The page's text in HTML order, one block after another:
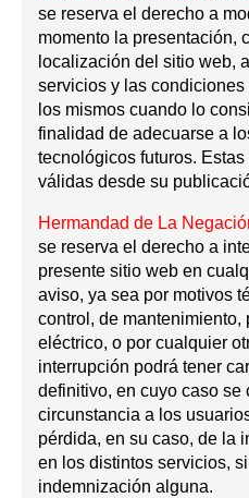
se reserva el derecho a
momento la presentación,
localización del sitio web,
servicios y las
los mismos cuando lo
finalidad de adecuarse a
tecnológicos futuros.
válidas desde su
Hermandad de La
se reserva el derecho a
presente sitio web en
aviso, ya sea por motivos
control, de mantenimiento,
eléctrico, o por cualquier
interrupción podrá tener
definitivo, en cuyo caso se
circunstancia a los
pérdida, en su caso, de la
en los distintos servicios,
indemnización alguna.